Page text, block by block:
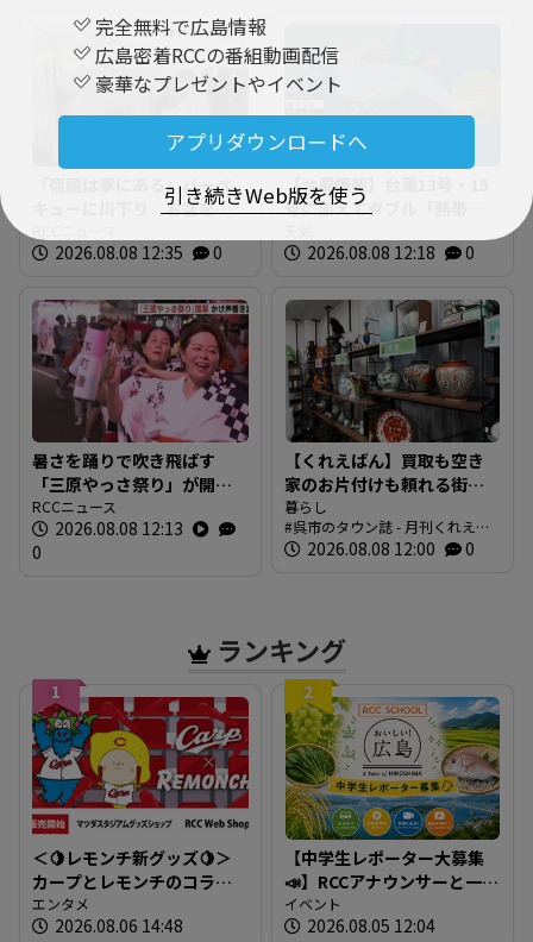
完全無料で広島情報
広島密着RCCの番組動画配信
豪華なプレゼントやイベント
アプリダウンロードへ
引き続きWeb版を使う
「宿題は家にある」バーベ
キューに川下り お盆をふ
ークで新幹線の下りはほぼ
物を持った人たちで混雑
広島
2026.08.08 12:35 0
【台風情報】台風13号・15
号に加えてダブル「熱帯低
に日本直撃か ※18日まで
ン 【8日正午現在】
2026.08.08 12:18 0
暑さを踊りで吹き飛ばす
「三原やっさ祭り」が開
幕 元気なかけ声が響き渡
り 広島・三原市
RCCニュース
2026.08.08 12:13
0
【くれえばん】買取も空き
家のお片付けも頼れる街の
便利なお店「くれリサイク
ルショップ 環（めぐる）」
暮らし
呉市のタウン誌 - 月刊くれえば
ん 2026.08.08 12:00 0
ランキング
1
＜🍋レモンチ新グッズ🍋＞
カープとレモンチのコラボ
グッズが登場！
エンタメ
2026.08.06 14:48
2
【中学生レポーター大募集
📣】RCCアナウンサーと一緒
に「広島の食」の現場を取
材しよう！
イベント
2026.08.05 12:04